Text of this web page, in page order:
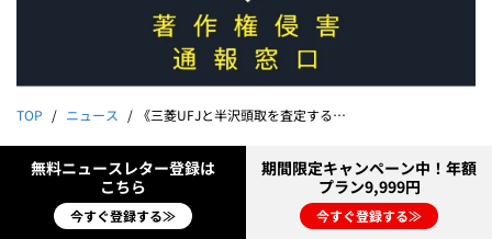
TOP ニュース 《三菱UFJと半沢頭取を査定する》副支店長が“司忍”を名乗り顧客を脅迫していた！ 極秘資料入手、会長は直撃に…
無料ニュースレター登録は
こちら
今すぐ登録する≫
期間限定キャンペーン中！年額
プラン9,999円
今すぐ登録する≫